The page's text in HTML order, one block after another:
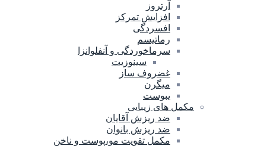
آرتروز
افزایش تمرکز
افسردگی
رماتیسم
سرماخوردگی و آنفلوانزا
سینوزیت
غضروف ساز
میگرن
یبوست
مکمل های زیبایی
ضد ریزش آقایان
ضد ریزش بانوان
مکمل تقویت مو،پوست و ناخن